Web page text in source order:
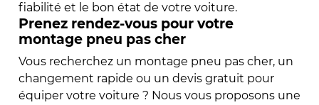
fiabilité et le bon état de votre voiture.
Prenez rendez-vous pour votre
montage pneu pas cher
Vous recherchez un montage pneu pas cher, un
changement rapide ou un devis gratuit pour
équiper votre voiture ? Nous vous proposons une